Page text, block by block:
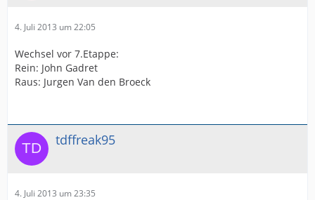
4. Juli 2013 um 22:05
Wechsel vor 7.Etappe:
Rein: John Gadret
Raus: Jurgen Van den Broeck
tdffreak95
4. Juli 2013 um 23:35